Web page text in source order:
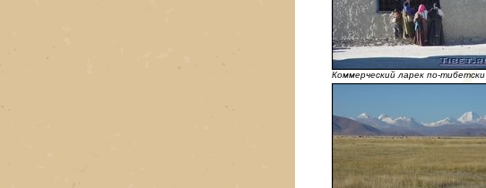
Коммерческий ларек по-тибетски